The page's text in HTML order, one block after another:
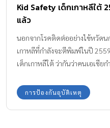
Kid Safety เด็กเกาหลีใต้
แล้ว
นอกจากโรคติดต่ออย่างไข้หวัด
เกาหลีที่กำลังจะตีพิมพ์ในปี
เด็กเกาหลีใต้ ว่ากันว่าคนเอเชี
(Nomophobia) โนโมโฟเบีย คื
ถ้าไม่มีโทรศัพท์มือถือ จากการส
การป้องกันอุบัติเหตุ